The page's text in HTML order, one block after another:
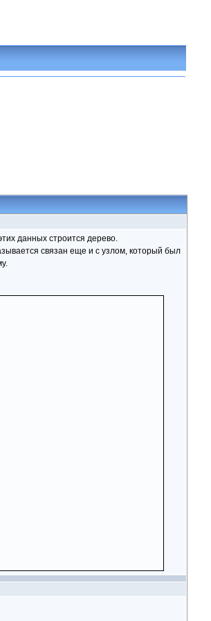
данных строится дерево.
связан еще и с узлом, который был